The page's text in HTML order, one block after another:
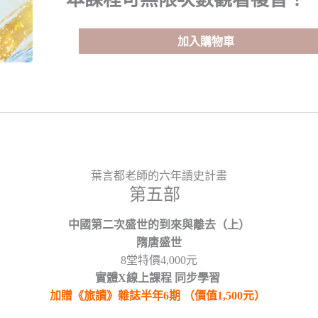
加入購物車
葉言都老師的六年讀史計畫
第五部
中國第二次盛世的到來與離去（上）
隋唐盛世
8堂特價4,000元
實體X線上課程 同步學習
加贈《旅讀》雜誌半年6期 （價值1,500元）